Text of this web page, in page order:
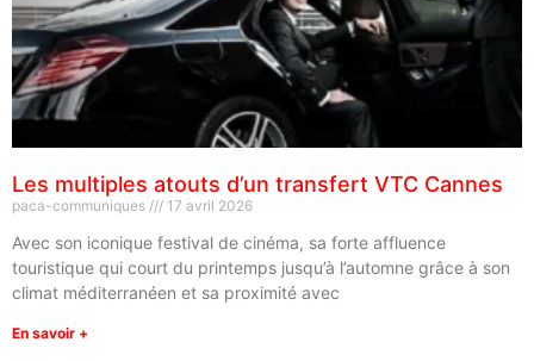
Les multiples atouts d’un transfert VTC Cannes
paca-communiques 17 avril 2026
Avec son iconique festival de cinéma, sa forte affluence
touristique qui court du printemps jusqu’à l’automne grâce à son
climat méditerranéen et sa proximité avec
En savoir +